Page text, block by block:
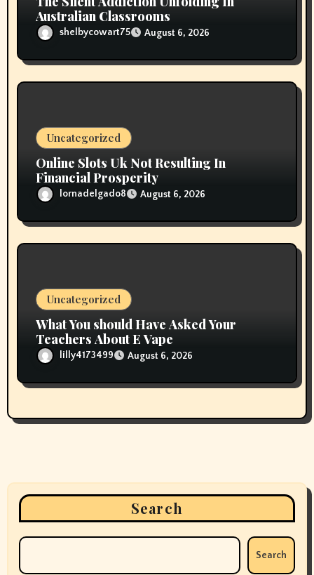
Australian Classrooms
shelbycowart75 August 6, 2026
Uncategorized
Online Slots Uk Not Resulting In
Financial Prosperity
lornadelgado8 August 6, 2026
Uncategorized
What You should Have Asked Your
Teachers About E Vape
lilly4173499 August 6, 2026
Search
Search